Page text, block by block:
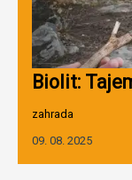
Biolit:
zahrada
09. 08. 2025